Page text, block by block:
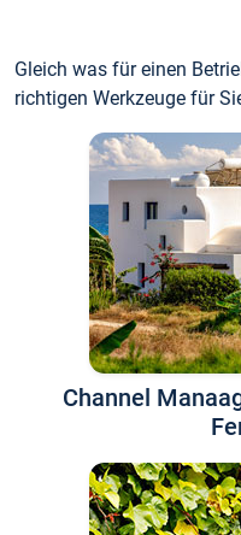
Gleich was für einen
richtigen Werkzeuge für
Channel